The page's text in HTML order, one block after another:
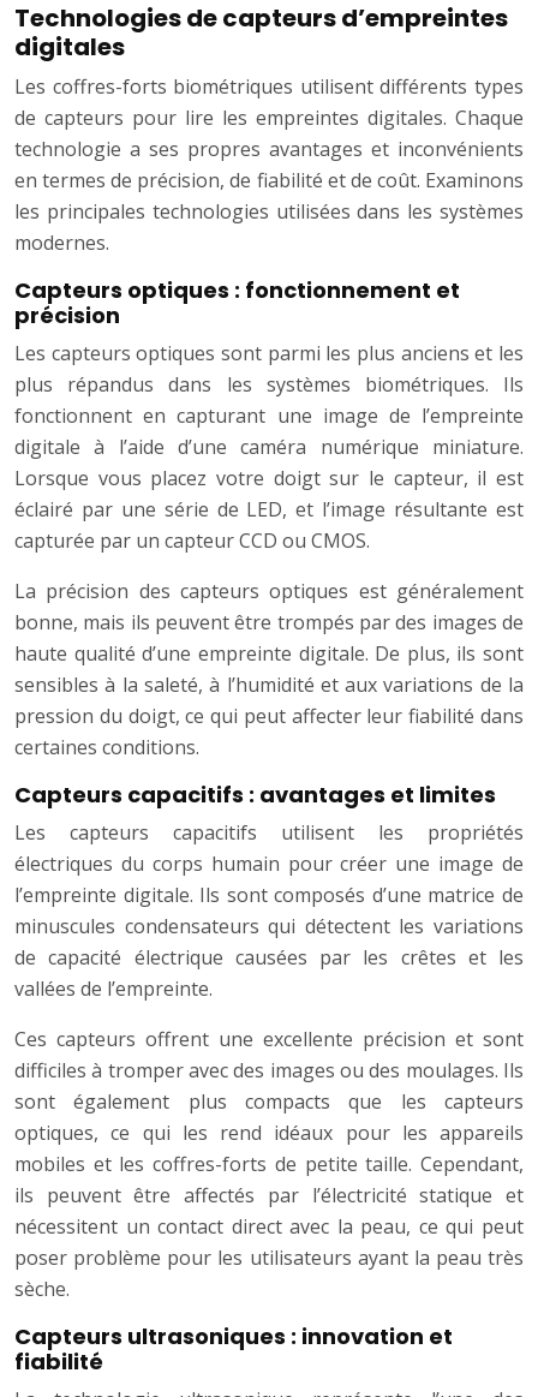
Technologies de capteurs d’empreintes
digitales
Les coffres-forts biométriques utilisent différents types
de capteurs pour lire les empreintes digitales. Chaque
technologie a ses propres avantages et inconvénients
en termes de précision, de fiabilité et de coût. Examinons
les principales technologies utilisées dans les systèmes
modernes.
Capteurs optiques : fonctionnement et
précision
Les capteurs optiques sont parmi les plus anciens et les
plus répandus dans les systèmes biométriques. Ils
fonctionnent en capturant une image de l’empreinte
digitale à l’aide d’une caméra numérique miniature.
Lorsque vous placez votre doigt sur le capteur, il est
éclairé par une série de LED, et l’image résultante est
capturée par un capteur CCD ou CMOS.
La précision des capteurs optiques est généralement
bonne, mais ils peuvent être trompés par des images de
haute qualité d’une empreinte digitale. De plus, ils sont
sensibles à la saleté, à l’humidité et aux variations de la
pression du doigt, ce qui peut affecter leur fiabilité dans
certaines conditions.
Capteurs capacitifs : avantages et limites
Les capteurs capacitifs utilisent les propriétés
électriques du corps humain pour créer une image de
l’empreinte digitale. Ils sont composés d’une matrice de
minuscules condensateurs qui détectent les variations
de capacité électrique causées par les crêtes et les
vallées de l’empreinte.
Ces capteurs offrent une excellente précision et sont
difficiles à tromper avec des images ou des moulages. Ils
sont également plus compacts que les capteurs
optiques, ce qui les rend idéaux pour les appareils
mobiles et les coffres-forts de petite taille. Cependant,
ils peuvent être affectés par l’électricité statique et
nécessitent un contact direct avec la peau, ce qui peut
poser problème pour les utilisateurs ayant la peau très
sèche.
Capteurs ultrasoniques : innovation et
fiabilité